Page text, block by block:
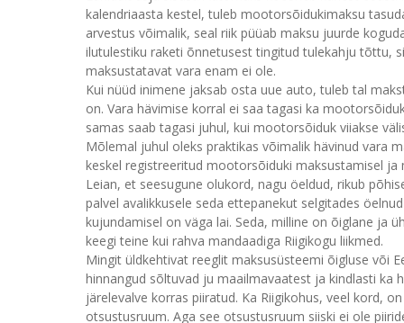
kalendriaasta kestel, tuleb mootorsõidukimaksu
arvestus võimalik, seal riik püüab maksu juurde
ilutulestiku raketi õnnetusest tingitud tulekahju tõttu,
maksustatavat vara enam ei ole.
Kui nüüd inimene jaksab osta uue auto, tuleb tal
on. Vara hävimise korral ei saa tagasi ka
samas saab tagasi juhul, kui mootorsõiduk viiakse
Mõlemal juhul oleks praktikas võimalik hävinud vara
keskel registreeritud mootorsõiduki maksustamisel
Leian, et seesugune olukord, nagu öeldud, rikub
palvel avalikkusele seda ettepanekut selgitades
kujundamisel on väga lai. Seda, milline on õiglane ja
keegi teine kui rahva mandaadiga Riigikogu liikmed.
Mingit üldkehtivat reeglit maksusüsteemi õigluse või
hinnangud sõltuvad ju maailmavaatest ja kindlasti ka
järelevalve korras piiratud. Ka Riigikohus, veel kord,
otsustusruum. Aga see otsustusruum siiski ei ole